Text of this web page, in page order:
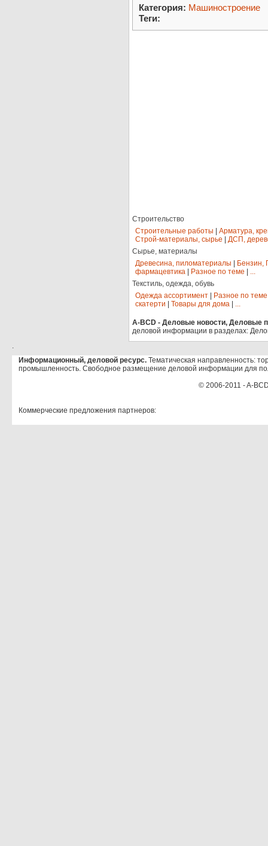
Категория: Машиностроение
Теги:
Строительство
Строительные работы
Арматура,
Строй-материалы, сырье
ДСП,
Сырье, материалы
Древесина, пиломатериалы
Бензин,
фармацевтика
Разное по теме
...
Текстиль, одежда, обувь
Одежда ассортимент
Разное по теме
скатерти
Товары для дома ...
A-BCD - Деловые новости, Деловые
деловой информации в разделах:
.
Информационный, деловой ресурс. Тематическая направленность:
промышленность. Свободное размещение деловой информации для
© 2006-2011 - A-
Коммерческие предложения партнеров: